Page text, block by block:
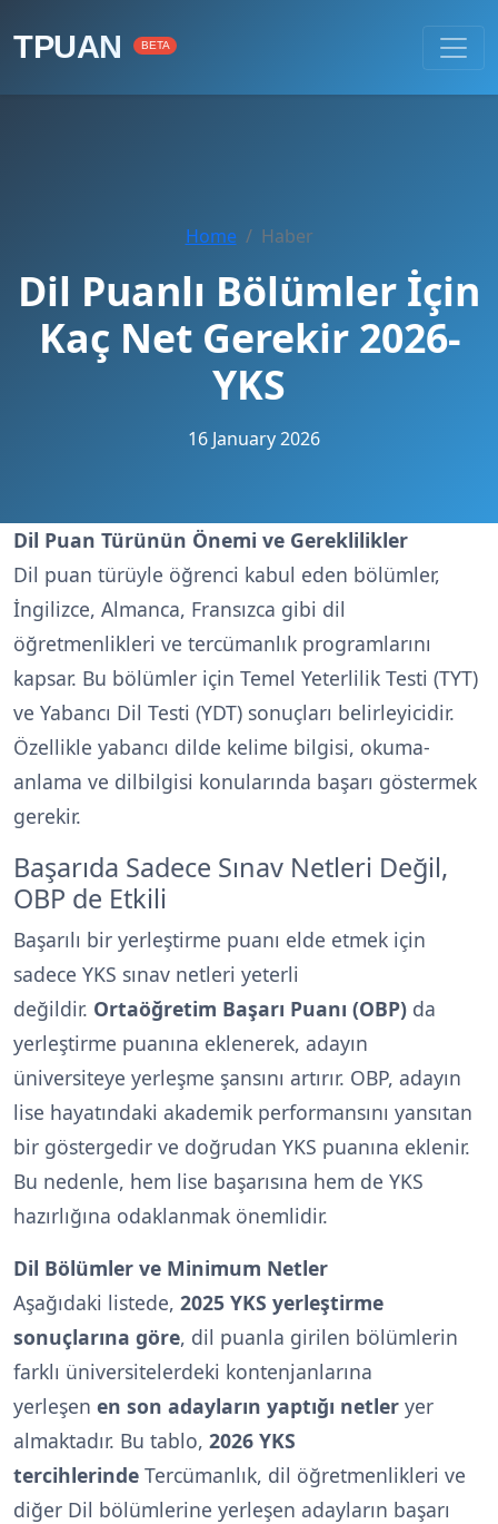
TPUAN BETA
Home Haber
Dil Puanlı Bölümler İçin
Kaç Net Gerekir 2026-
YKS
16 January 2026
Dil Puan Türünün Önemi ve Gereklilikler
Dil puan türüyle öğrenci kabul eden bölümler,
İngilizce, Almanca, Fransızca gibi dil
öğretmenlikleri ve tercümanlık programlarını
kapsar. Bu bölümler için Temel Yeterlilik Testi (TYT)
ve Yabancı Dil Testi (YDT) sonuçları belirleyicidir.
Özellikle yabancı dilde kelime bilgisi, okuma-
anlama ve dilbilgisi konularında başarı göstermek
gerekir.
Başarıda Sadece Sınav Netleri Değil,
OBP de Etkili
Başarılı bir yerleştirme puanı elde etmek için
sadece YKS sınav netleri yeterli
değildir. Ortaöğretim Başarı Puanı (OBP) da
yerleştirme puanına eklenerek, adayın
üniversiteye yerleşme şansını artırır. OBP, adayın
lise hayatındaki akademik performansını yansıtan
bir göstergedir ve doğrudan YKS puanına eklenir.
Bu nedenle, hem lise başarısına hem de YKS
hazırlığına odaklanmak önemlidir.
Dil Bölümler ve Minimum Netler
Aşağıdaki listede, 2025 YKS yerleştirme
sonuçlarına göre, dil puanla girilen bölümlerin
farklı üniversitelerdeki kontenjanlarına
yerleşen en son adayların yaptığı netler yer
almaktadır. Bu tablo, 2026 YKS
tercihlerinde Tercümanlık, dil öğretmenlikleri ve
diğer Dil bölümlerine yerleşen adayların başarı